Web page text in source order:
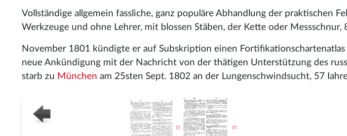
Vollständige allgemein fassliche, ganz populäre Abhandlung der praktischen
Werkzeuge und ohne Lehrer, mit blossen Stäben, der Kette oder Messschnur,
November 1801 kündigte er auf Subskription einen
neue Ankündigung mit der Nachricht von der thätigen Unterstützung des
starb zu München am 25sten Sept. 1802 an der Lungenschwindsucht, 57